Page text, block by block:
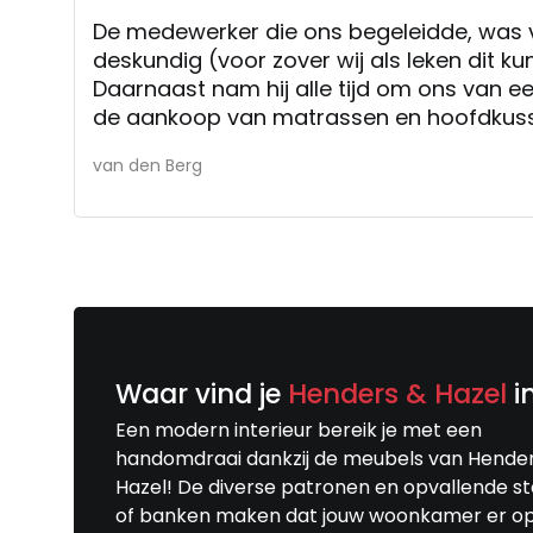
De medewerker die ons begeleidde, was
deskundig (voor zover wij als leken dit
Daarnaast nam hij alle tijd om ons van
de aankoop van matrassen en
maar wel nadat hij alle mogelijkheden
maar maakten we deze keuze omdat
welzijn) bij hem voorop stond en niet het
zo duur mogelijke matras en
hadden aanvankelijk het plan om de
overdenken en met elkaar te bespreken,
goed qua advies en prijs, dat we
van den Berg
Waar vind je Henders & Hazel
Een modern interieur bereik je met een
handomdraai dankzij de meubels van
Hazel! De diverse patronen en opvallende
of banken maken dat jouw woonkamer er